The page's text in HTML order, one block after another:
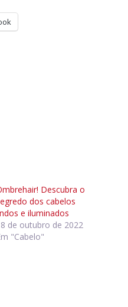
Descubra o
dos cabelos
e iluminados
de outubro de 2022
"Cabelo"